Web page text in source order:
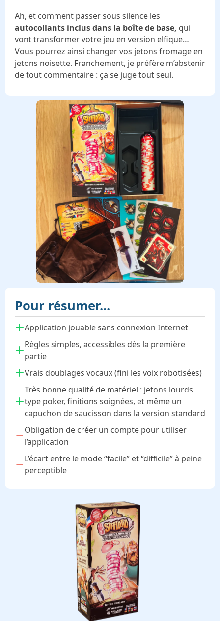
Ah, et comment passer sous silence les
autocollants inclus dans la boîte de base, qui
vont transformer votre jeu en version elfique…
Vous pourrez ainsi changer vos jetons fromage en
jetons noisette. Franchement, je préfère m’abstenir
de tout commentaire : ça se juge tout seul.
Pour résumer...
Application jouable sans connexion Internet
Règles simples, accessibles dès la première
partie
Vrais doublages vocaux (fini les voix robotisées)
Très bonne qualité de matériel : jetons lourds
type poker, finitions soignées, et même un
capuchon de saucisson dans la version standard
Obligation de créer un compte pour utiliser
l’application
L’écart entre le mode “facile” et “difficile” à peine
perceptible